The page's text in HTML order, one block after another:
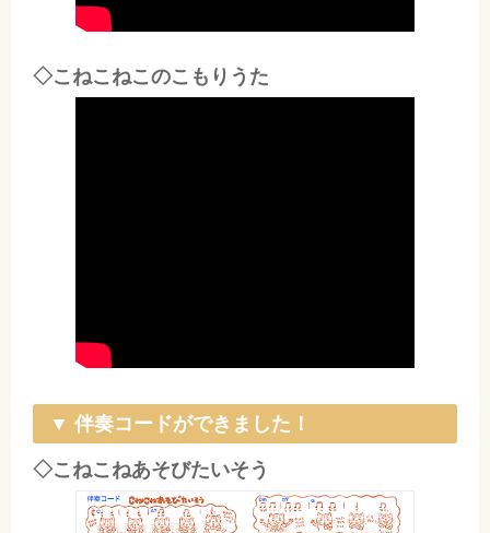
◇こねこねこのこもりうた
▼ 伴奏コードができました！
◇こねこねあそびたいそう